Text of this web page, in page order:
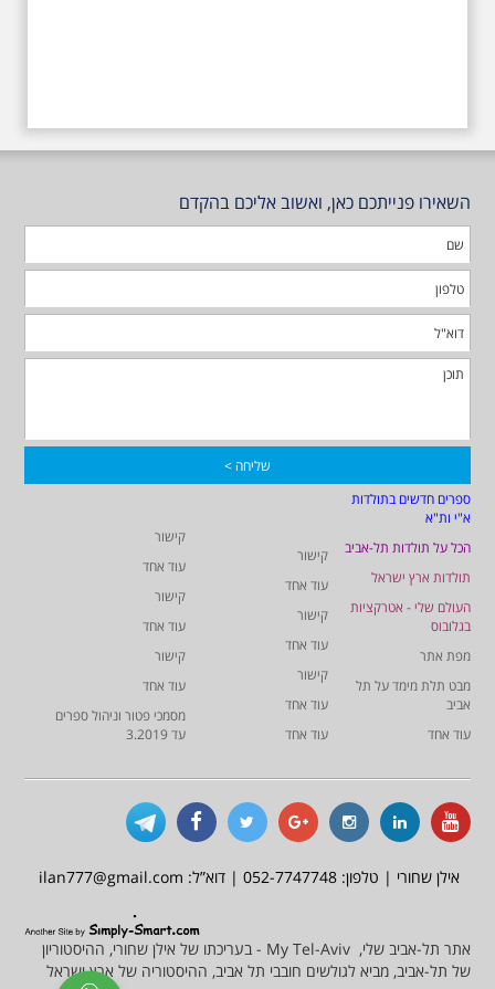
השאירו פנייתכם כאן, ואשוב אליכם בהקדם
ספרים חדשים בתולדות
א"י ות"א
הכל על תולדות תל-אביב
תולדות ארץ ישראל
העולם שלי - אטרקציות
בגלובוס
מפת אתר
מבט תלת מימד על תל
אביב
עוד אחד
קישור
עוד אחד
קישור
עוד אחד
קישור
עוד אחד
עוד אחד
קישור
עוד אחד
קישור
עוד אחד
קישור
עוד אחד
מסמכי פטור וניהול ספרים
עד 3.2019
אילן שחורי | טלפון: 052-7747748 | דוא”ל: ilan777@gmail.com
אתר תל-אביב שלי, My Tel-Aviv - בעריכתו של אילן שחורי, ההיסטוריון
של תל-אביב, מביא לגולשים חובבי תל אביב, ההיסטוריה של ארץ ישראל